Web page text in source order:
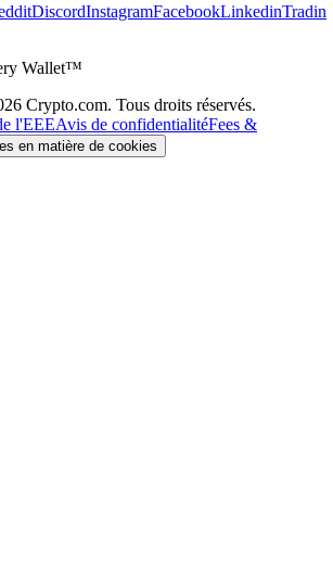
DiscordInstagramFacebookLinkedinTradin
Wallet™
Crypto.com. Tous droits réservés.
l'EEEAvis de confidentialitéFees &
en matière de cookies